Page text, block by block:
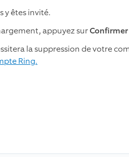
y êtes invité.
appuyez sur
la suppression de votre
Ring.